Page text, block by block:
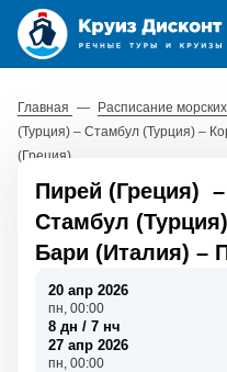
Главная — Расписание
(Турция) – Стамбул (Турция) –
(Греция)
Пирей (Греция) –
Стамбул (Турция)
Бари (Италия) –
20 апр 2026
пн, 00:00
8 дн / 7 нч
27 апр 2026
пн, 00:00